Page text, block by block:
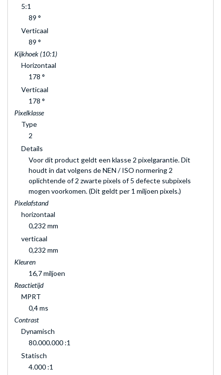
5:1
89 °
Verticaal
89 °
Kijkhoek (10:1)
Horizontaal
178 °
Verticaal
178 °
Pixelklasse
Type
2
Details
Voor dit product geldt een klasse 2 pixelgarantie. Dit
houdt in dat volgens de NEN / ISO normering 2
oplichtende of 2 zwarte pixels of 5 defecte subpixels
mogen voorkomen. (Dit geldt per 1 miljoen pixels.)
Pixelafstand
horizontaal
0,232 mm
verticaal
0,232 mm
Kleuren
16,7 miljoen
Reactietijd
MPRT
0,4 ms
Contrast
Dynamisch
80.000.000 :1
Statisch
4.000 :1